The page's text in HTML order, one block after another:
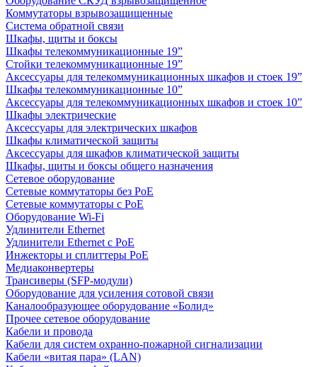
Коммутаторы взрывозащищенные
Система обратной связи
Шкафы, щиты и боксы
Шкафы телекоммуникационные 19”
Стойки телекоммуникационные 19”
Аксессуары для телекоммуникационных шкафов и стоек 19”
Шкафы телекоммуникационные 10”
Аксессуары для телекоммуникационных шкафов и стоек 10”
Шкафы электрические
Аксессуары для электрических шкафов
Шкафы климатической защиты
Аксессуары для шкафов климатической защиты
Шкафы, щиты и боксы общего назначения
Сетевое оборудование
Сетевые коммутаторы без PoE
Сетевые коммутаторы с PoE
Оборудование Wi-Fi
Удлинители Ethernet
Удлинители Ethernet с PoE
Инжекторы и сплиттеры PoE
Медиаконвертеры
Трансиверы (SFP-модули)
Оборудование для усиления сотовой связи
Каналообразующее оборудование «Болид»
Прочее сетевое оборудование
Кабели и провода
Кабели для систем охранно-пожарной сигнализации
Кабели «витая пара» (LAN)